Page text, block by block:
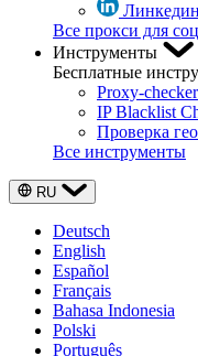
Линкедин
Все прокси для
Инструменты
Бесплатные
Proxy-checker
IP Blacklist
Проверка
Все инструменты
RU
Deutsch
English
Español
Français
Bahasa Indonesia
Polski
Português